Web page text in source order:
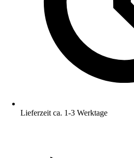
Lieferzeit ca. 1-3 Werktage